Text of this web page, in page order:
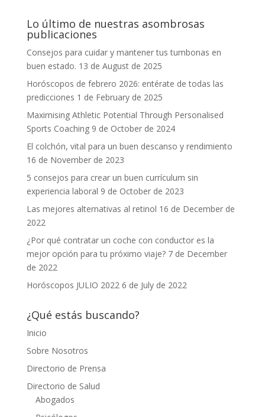
Lo último de nuestras asombrosas
publicaciones
Consejos para cuidar y mantener tus tumbonas en
buen estado. 13 de August de 2025
Horóscopos de febrero 2026: entérate de todas las
predicciones 1 de February de 2025
Maximising Athletic Potential Through Personalised
Sports Coaching 9 de October de 2024
El colchón, vital para un buen descanso y rendimiento
16 de November de 2023
5 consejos para crear un buen currículum sin
experiencia laboral 9 de October de 2023
Las mejores alternativas al retinol 16 de December de
2022
¿Por qué contratar un coche con conductor es la
mejor opción para tu próximo viaje? 7 de December
de 2022
Horóscopos JULIO 2022 6 de July de 2022
¿Qué estás buscando?
Inicio
Sobre Nosotros
Directorio de Prensa
Directorio de Salud
Abogados